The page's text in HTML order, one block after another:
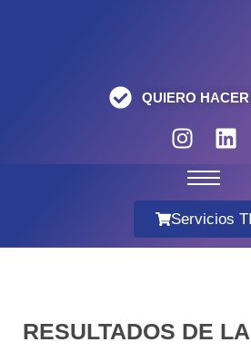
QUIERO
Servicios TI
RESULTADOS DE